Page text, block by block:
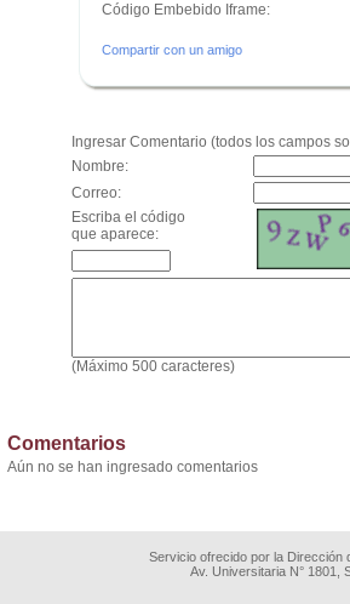
Código Embebido Iframe:
Compartir con un amigo
Ingresar Comentario (todos los campos
Nombre:
Correo:
Escriba el código
que aparece:
(Máximo 500 caracteres)
Comentarios
Aún no se han ingresado comentarios
Servicio ofrecido por la Dirección
Av. Universitaria N° 1801,